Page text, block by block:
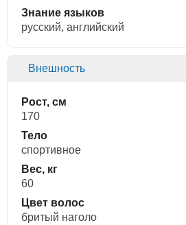
Знание языков
русский, английский
Внешность
Рост, см
170
Тело
спортивное
Вес, кг
60
Цвет волос
бритый наголо